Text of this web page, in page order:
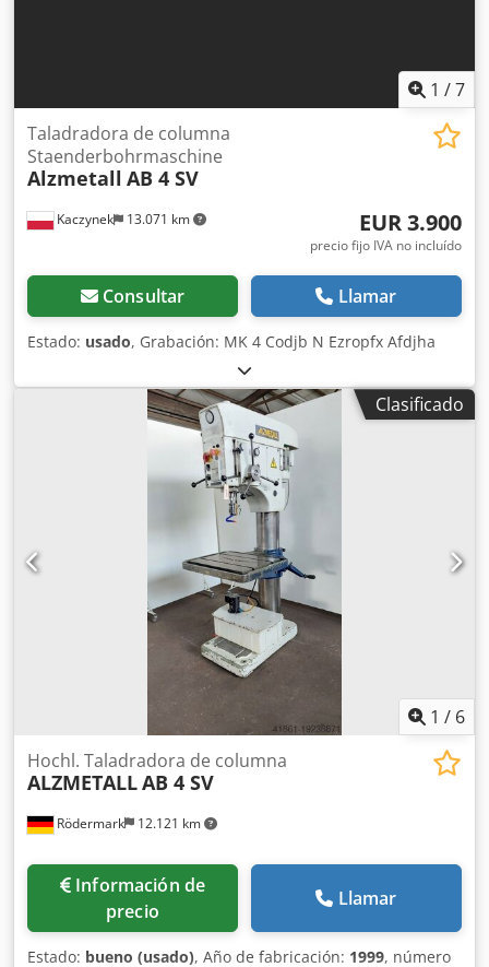
1 /7
Kaczynek 13.071 km
Taladradora de columna
Staenderbohrmaschine
Alzmetall AB 4 SV
EUR 3.900
precio fijo IVA no incluído
Consultar Llamar
Estado: usado, Grabación: MK 4 Codjb N Ezropfx Afdjha
Clasificado
1 / 6
Rödermark 12.121 km
Hochl. Taladradora de columna
ALZMETALLAB 4 SV
Información de
precio
Llamar
Estado: bueno (usado), Año de fabricación: 1999, número